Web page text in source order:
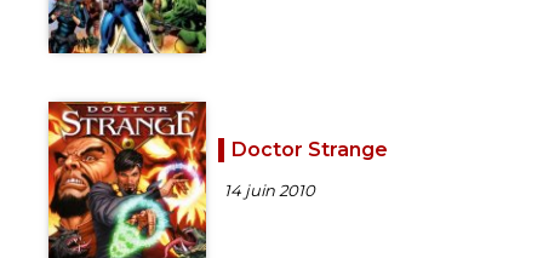
Doctor Strange
14 juin 2010